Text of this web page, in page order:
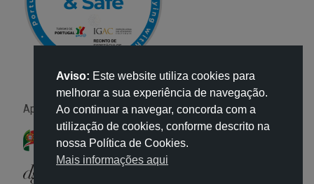
Apoio:
Aviso: Este website utiliza cookies para
melhorar a sua experiência de navegação.
Ao continuar a navegar, concorda com a
utilização de cookies, conforme descrito na
nossa Política de Cookies.
Mais informações aqui